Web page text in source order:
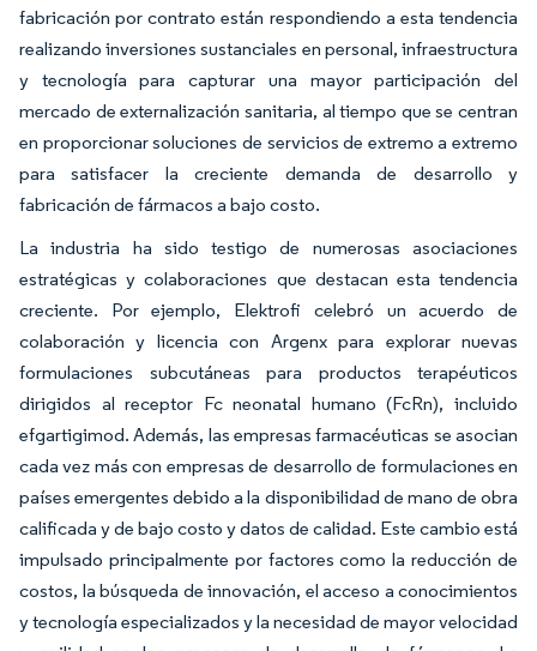
fabricación por contrato están respondiendo a esta tendencia
realizando inversiones sustanciales en personal, infraestructura
y tecnología para capturar una mayor participación del
mercado de externalización sanitaria, al tiempo que se centran
en proporcionar soluciones de servicios de extremo a extremo
para satisfacer la creciente demanda de desarrollo y
fabricación de fármacos a bajo costo.
La industria ha sido testigo de numerosas asociaciones
estratégicas y colaboraciones que destacan esta tendencia
creciente. Por ejemplo, Elektrofi celebró un acuerdo de
colaboración y licencia con Argenx para explorar nuevas
formulaciones subcutáneas para productos terapéuticos
dirigidos al receptor Fc neonatal humano (FcRn), incluido
efgartigimod. Además, las empresas farmacéuticas se asocian
cada vez más con empresas de desarrollo de formulaciones en
países emergentes debido a la disponibilidad de mano de obra
calificada y de bajo costo y datos de calidad. Este cambio está
impulsado principalmente por factores como la reducción de
costos, la búsqueda de innovación, el acceso a conocimientos
y tecnología especializados y la necesidad de mayor velocidad